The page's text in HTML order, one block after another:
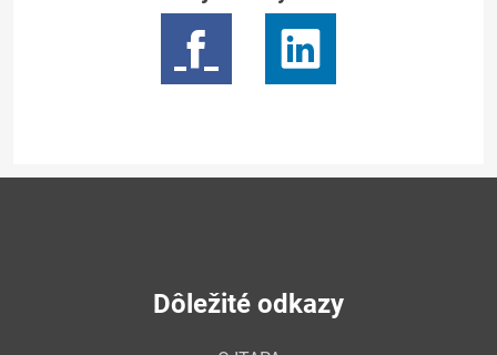
Dôležité odkazy